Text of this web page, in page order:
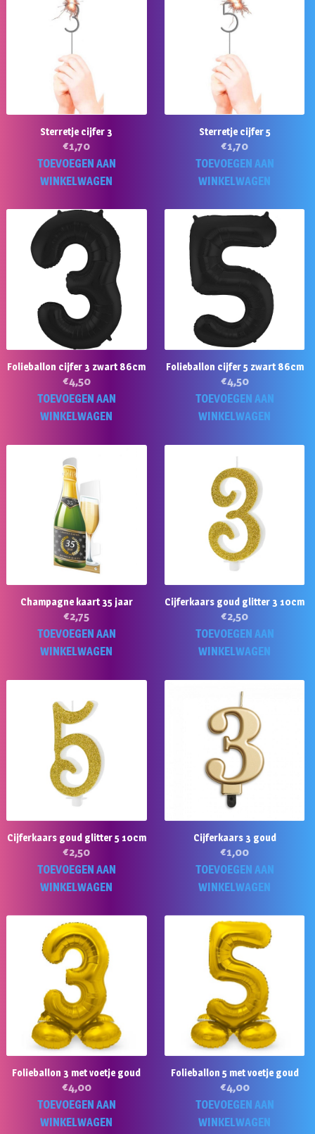
Sterretje cijfer 3
€1,70
TOEVOEGEN AAN
WINKELWAGEN
Sterretje cijfer 5
€1,70
TOEVOEGEN AAN
WINKELWAGEN
Folieballon cijfer 3 zwart 86cm
€4,50
TOEVOEGEN AAN
WINKELWAGEN
Folieballon cijfer 5 zwart 86cm
€4,50
TOEVOEGEN AAN
WINKELWAGEN
Champagne kaart 35 jaar
€2,75
TOEVOEGEN AAN
WINKELWAGEN
Cijferkaars goud glitter 3 10cm
€2,50
TOEVOEGEN AAN
WINKELWAGEN
Cijferkaars goud glitter 5 10cm
€2,50
TOEVOEGEN AAN
WINKELWAGEN
Cijferkaars 3 goud
€1,00
TOEVOEGEN AAN
WINKELWAGEN
Folieballon 3 met voetje goud
€4,00
TOEVOEGEN AAN
WINKELWAGEN
Folieballon 5 met voetje goud
€4,00
TOEVOEGEN AAN
WINKELWAGEN